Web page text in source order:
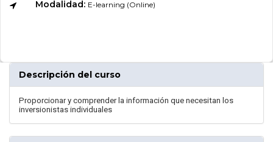
Modalidad: E-learning (Online)
Descripción del curso
Proporcionar y comprender la información que necesitan los
inversionistas individuales